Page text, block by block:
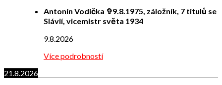
Antonín Vodička ✞9.8.1975, záložník, 7 titulů se
Slávií, vicemistr světa 1934
9.8.2026
Více podrobností
21.8.2026